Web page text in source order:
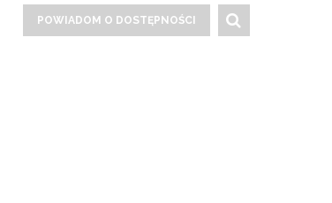
POWIADOM O DOSTĘPNOŚCI